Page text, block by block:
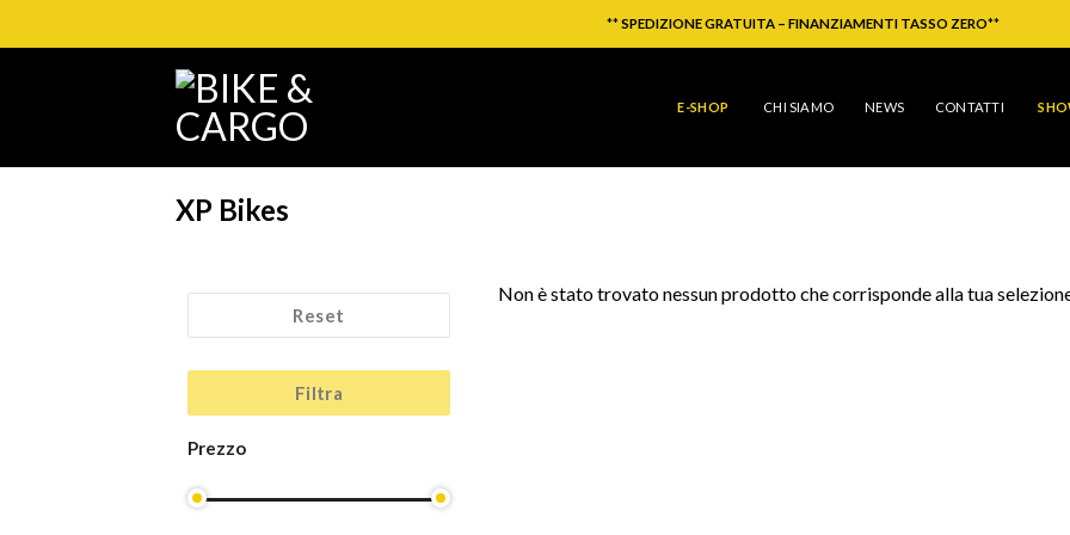
ai
**SPEDIZIONE GRATUITA – FINANZIAMENTI TASSO ZERO**
E-SHOP CHI SIAMO NEWS CONTATTI
XP Bikes
Reset
Filtra
Prezzo
Non è stato trovato nessun prodotto che corrisponde alla tua